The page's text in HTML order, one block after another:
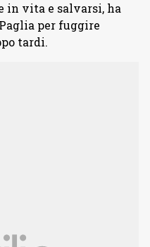
in vita e salvarsi, ha
per fuggire
tardi.